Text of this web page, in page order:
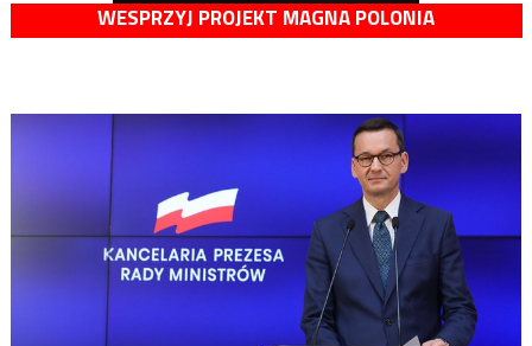
WESPRZYJ PROJEKT MAGNA POLONIA